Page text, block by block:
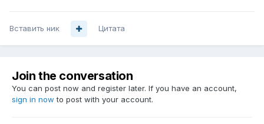
Вставить ник Цитата
Join the conversation
You can post now and register later. If you have an account,
sign in now to post with your account.